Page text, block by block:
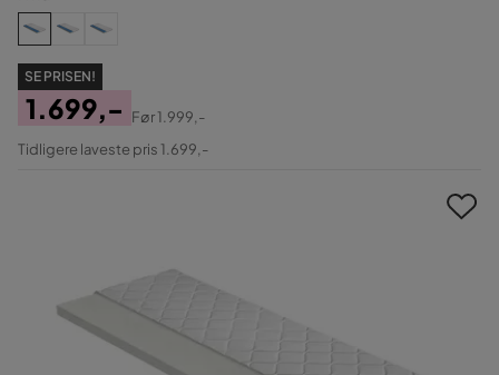
SE PRISEN!
Pris
1.699,-
Original
Før1.999,-
Tidligere laveste pris 1.699,-